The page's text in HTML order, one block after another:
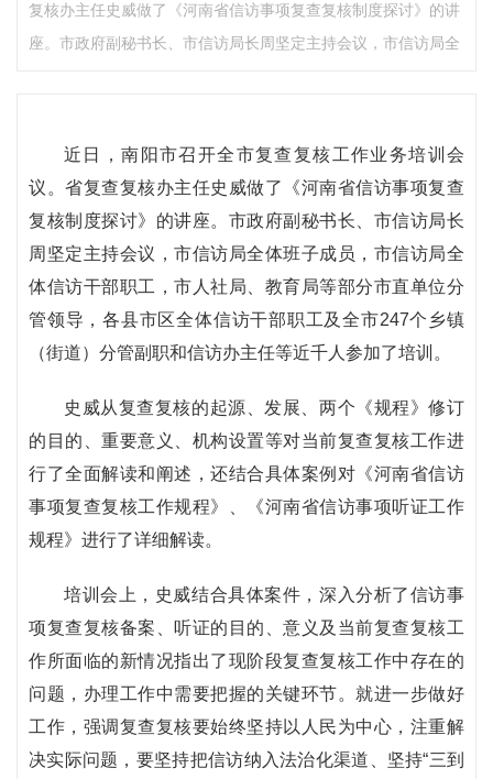
复核办主任史威做了《河南省信访事项复查复核制度探讨》的讲
座。市政府副秘书长、市信访局长周坚定主持会议，市信访局全
近日，南阳市召开全市复查复核工作业务培训会
议。省复查复核办主任史威做了《河南省信访事项复查
复核制度探讨》的讲座。市政府副秘书长、市信访局长
周坚定主持会议，市信访局全体班子成员，市信访局全
体信访干部职工，市人社局、教育局等部分市直单位分
管领导，各县市区全体信访干部职工及全市247个乡镇
（街道）分管副职和信访办主任等近千人参加了培训。
史威从复查复核的起源、发展、两个《规程》修订
的目的、重要意义、机构设置等对当前复查复核工作进
行了全面解读和阐述，还结合具体案例对《河南省信访
事项复查复核工作规程》、《河南省信访事项听证工作
规程》进行了详细解读。
培训会上，史威结合具体案件，深入分析了信访事
项复查复核备案、听证的目的、意义及当前复查复核工
作所面临的新情况指出了现阶段复查复核工作中存在的
问题，办理工作中需要把握的关键环节。就进一步做好
工作，强调复查复核要始终坚持以人民为中心，注重解
决实际问题，要坚持把信访纳入法治化渠道、坚持“三到